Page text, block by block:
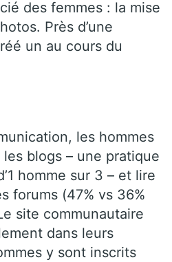
des femmes : la mise
Près d’une
un au cours du
les hommes
blogs – une pratique
homme sur 3 – et lire
forums (47% vs 36%
site communautaire
dans leurs
y sont inscrits